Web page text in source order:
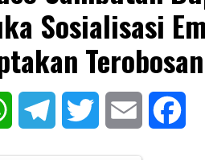
Sosialisasi
WhatsAppTelegram Twitter Email